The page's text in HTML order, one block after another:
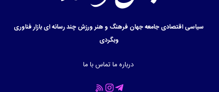
سیاسیاقتصادیجامعهجهان فرهنگ و هنرورزشچند رسانه ایبازارفناوری
وبگردی
درباره ماتماس با ما